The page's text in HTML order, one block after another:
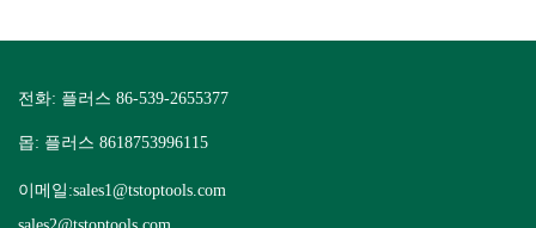
전화: 플러스 86-539-2655377
몹: 플러스 8618753996115
이메일:sales1@tstoptools.com